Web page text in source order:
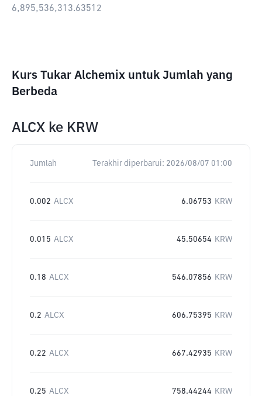
6,895,536,313.63512
Kurs Tukar Alchemix untuk Jumlah yang
Berbeda
ALCX ke KRW
Jumlah Terakhir diperbarui: 2026/08/07 01:00
0.002 ALCX 6.06753 KRW
0.015 ALCX 45.50654 KRW
0.18 ALCX 546.07856 KRW
0.2 ALCX 606.75395 KRW
0.22 ALCX 667.42935 KRW
0.25 ALCX 758.44244 KRW